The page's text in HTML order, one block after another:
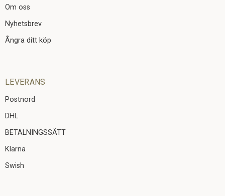
Om oss
Nyhetsbrev
Ångra ditt köp
LEVERANS
Postnord
DHL
BETALNINGSSÄTT
Klarna
Swish